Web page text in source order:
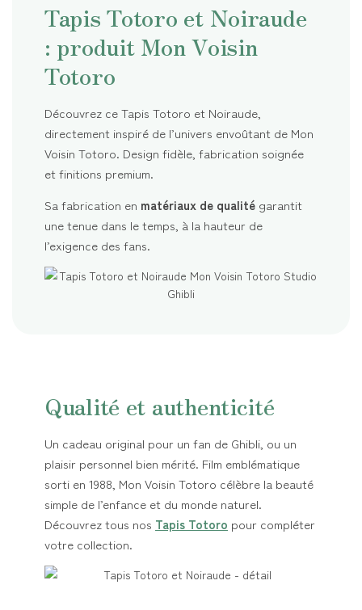
Tapis Totoro et Noiraude
: produit Mon Voisin
Totoro
Découvrez ce Tapis Totoro et Noiraude,
directement inspiré de l’univers envoûtant de Mon
Voisin Totoro. Design fidèle, fabrication soignée
et finitions premium.
Sa fabrication en matériaux de qualité garantit
une tenue dans le temps, à la hauteur de
l’exigence des fans.
Qualité et authenticité
Un cadeau original pour un fan de Ghibli, ou un
plaisir personnel bien mérité. Film emblématique
sorti en 1988, Mon Voisin Totoro célèbre la beauté
simple de l’enfance et du monde naturel.
Découvrez tous nos Tapis Totoro pour compléter
votre collection.